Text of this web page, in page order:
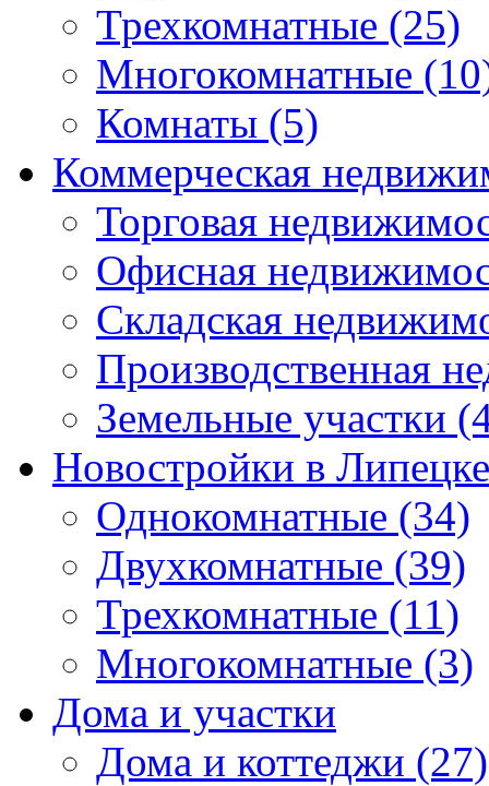
Трехкомнатные (25)
Многокомнатные
Комнаты (5)
Коммерческая
Торговая
Офисная
Складская
Производственная
Земельные участки
Новостройки в Липецке
Однокомнатные (34)
Двухкомнатные (39)
Трехкомнатные (11)
Многокомнатные (3)
Дома и участки
Дома и коттеджи (27)